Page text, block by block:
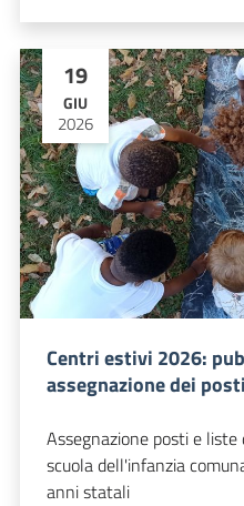
19
GIU
2026
Centri estivi 2026:
assegnazione dei
Assegnazione posti e
scuola dell'infanzia
anni statali